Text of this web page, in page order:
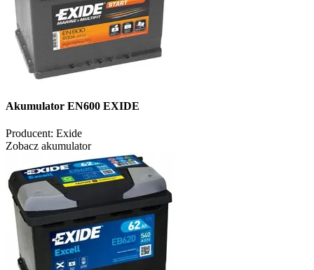
Akumulator EN600 EXIDE
Producent: Exide
Zobacz akumulator